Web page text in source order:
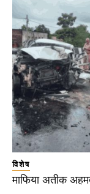
विशेष
माफिया अतीक